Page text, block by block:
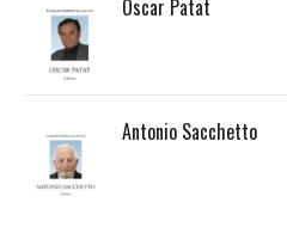
Oscar Patat
Antonio Sacchetto